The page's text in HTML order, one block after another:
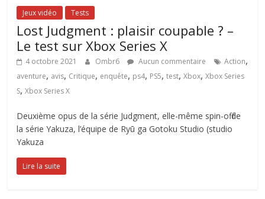
Jeux vidéo Tests
Lost Judgment : plaisir coupable ? –
Le test sur Xbox Series X
4 octobre 2021 Ombr6 Aucun commentaire Action,
aventure, avis, Critique, enquête, ps4, PS5,test,Xbox,Xbox Series
S,Xbox Series X
Deuxième opus de la série Judgment, elle-même spin-off de
la série Yakuza, l’équipe de Ryū ga Gotoku Studio (studio
Yakuza
Lire la suite